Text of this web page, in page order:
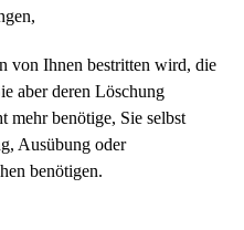
von Ihnen bestritten wird, die
aber deren Löschung
mehr benötige, Sie selbst
Ausübung oder
benötigen.